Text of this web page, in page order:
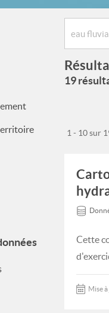
19
1 - 10 sur
Cette
Mise